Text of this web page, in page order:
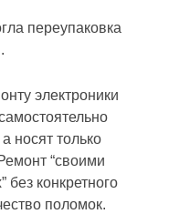
переупаковка
электроники
носят только
“своими
конкретного
поломок.